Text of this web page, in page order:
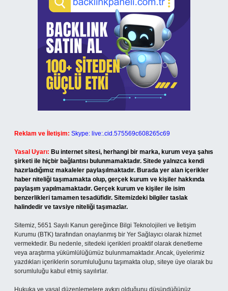
Reklam ve İletişim: Skype: live:.cid.575569c608265c69
Yasal Uyarı: Bu internet sitesi, herhangi bir marka, kurum veya şahıs
şirketi ile hiçbir bağlantısı bulunmamaktadır. Sitede yalnızca kendi
hazırladığımız makaleler paylaşılmaktadır. Burada yer alan içerikler
haber niteliği taşımamakta olup, gerçek kurum ve kişiler hakkında
paylaşım yapılmamaktadır. Gerçek kurum ve kişiler ile isim
benzerlikleri tamamen tesadüfidir. Sitemizdeki bilgiler taslak
halindedir ve tavsiye niteliği taşımazlar.
Sitemiz, 5651 Sayılı Kanun gereğince Bilgi Teknolojileri ve İletişim
Kurumu (BTK) tarafından onaylanmış bir Yer Sağlayıcı olarak hizmet
vermektedir. Bu nedenle, sitedeki içerikleri proaktif olarak denetleme
veya araştırma yükümlülüğümüz bulunmamaktadır. Ancak, üyelerimiz
yazdıkları içeriklerin sorumluluğunu taşımakta olup, siteye üye olarak bu
sorumluluğu kabul etmiş sayılırlar.
Hukuka ve yasal düzenlemelere aykırı olduğunu düşündüğünüz